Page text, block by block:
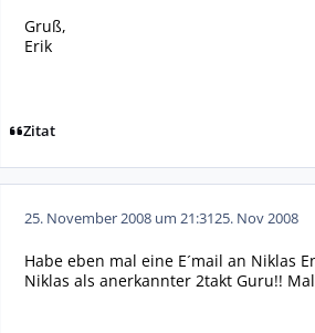
Gruß,
Erik
Zitat
25. November 2008 um 21:3125. Nov 2008
Habe eben mal eine E´mail an Niklas
Niklas als anerkannter 2takt Guru!!